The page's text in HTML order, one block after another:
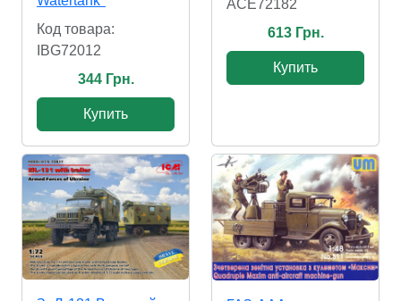
Код товара:
IBG72012
344 Грн.
Купить
ACE72182
613 Грн.
Купить